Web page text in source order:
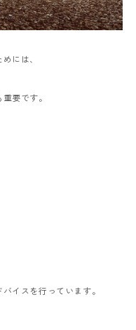
には、
要です。
イスを行っています。